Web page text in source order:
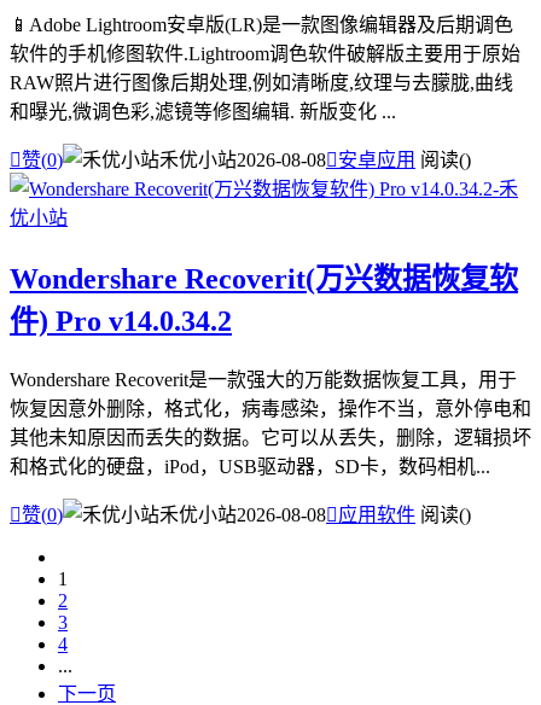
📱Adobe Lightroom安卓版(LR)是一款图像编辑器及后期调色
软件的手机修图软件.Lightroom调色软件破解版主要用于原始
RAW照片进行图像后期处理,例如清晰度,纹理与去朦胧,曲线
和曝光,微调色彩,滤镜等修图编辑. 新版变化 ...
赞(0) 禾优小站2026-08-08安卓应用 阅读()
Wondershare Recoverit(万兴数据恢复软
件) Pro v14.0.34.2
Wondershare Recoverit是一款强大的万能数据恢复工具，用于
恢复因意外删除，格式化，病毒感染，操作不当，意外停电和
其他未知原因而丢失的数据。它可以从丢失，删除，逻辑损坏
和格式化的硬盘，iPod，USB驱动器，SD卡，数码相机...
赞(0) 禾优小站2026-08-08应用软件 阅读()
1
2
3
4
...
下一页